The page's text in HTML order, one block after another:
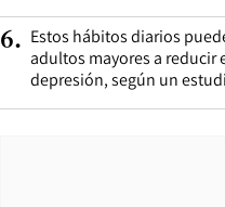
6. Estos hábitos diarios
adultos mayores a reducir
depresión, según un